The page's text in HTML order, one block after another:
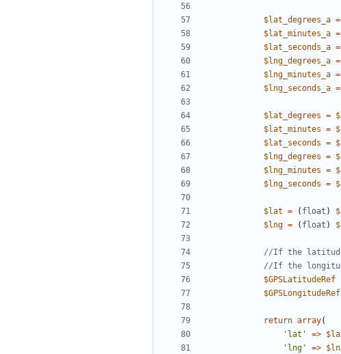
$lat_degrees_a =
$lat_minutes_a =
$lat_seconds_a =
$lng_degrees_a =
$lng_minutes_a =
$lng_seconds_a =
$lat_degrees =
$lat_minutes =
$lat_seconds =
$lng_degrees =
$lng_minutes =
$lng_seconds =
$lat = ( float )
$lng = ( float )
$GPSLatitudeRef
$GPSLongitudeRef
return array(
'lat'
=>
'lng'
=>